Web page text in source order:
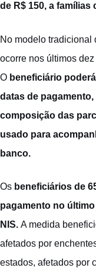
de R$ 150, a famílias
No modelo tradicional
ocorre nos últimos
O beneficiário
datas de
composição das
usado para
banco.
Os beneficiários de
pagamento no
NIS. A medida
afetados por
estados, afetados por